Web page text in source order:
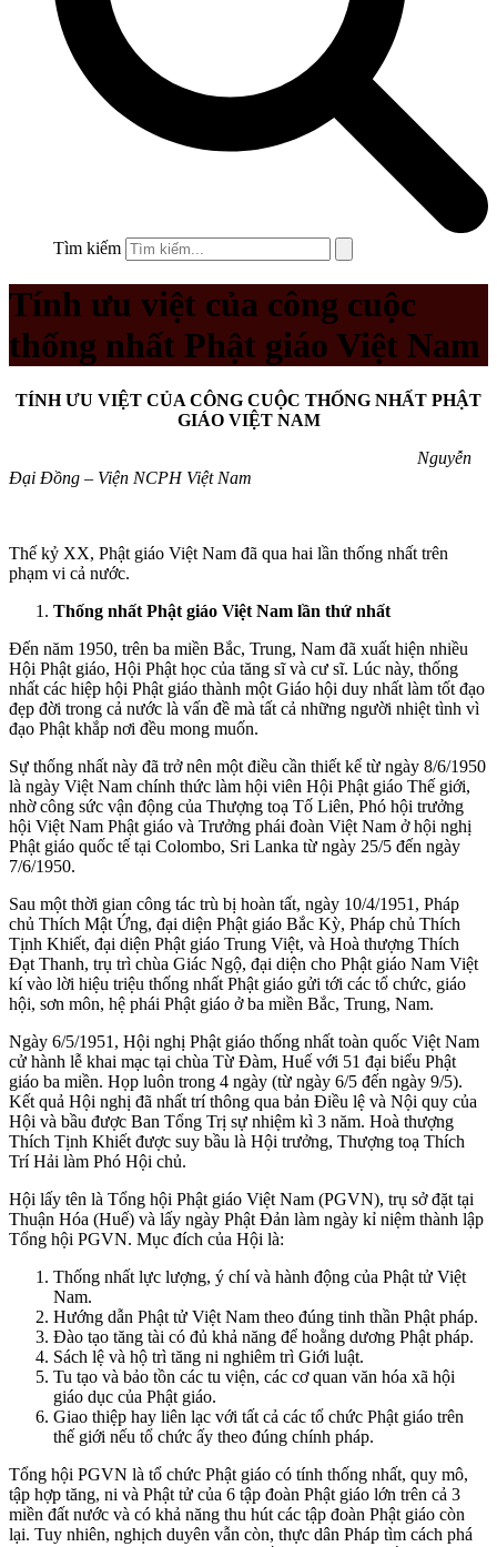
Tìm kiếm
Tính ưu việt của công cuộc
thống nhất Phật giáo Việt Nam
TÍNH ƯU VIỆT CỦA CÔNG CUỘC THỐNG NHẤT PHẬT
GIÁO VIỆT NAM
Nguyễn
Đại Đồng – Viện NCPH Việt Nam
Thế kỷ XX, Phật giáo Việt Nam đã qua hai lần thống nhất trên
phạm vi cả nước.
Thống nhất Phật giáo Việt Nam lần thứ nhất
Đến năm 1950, trên ba miền Bắc, Trung, Nam đã xuất hiện nhiều
Hội Phật giáo, Hội Phật học của tăng sĩ và cư sĩ. Lúc này, thống
nhất các hiệp hội Phật giáo thành một Giáo hội duy nhất làm tốt đạo
đẹp đời trong cả nước là vấn đề mà tất cả những người nhiệt tình vì
đạo Phật khắp nơi đều mong muốn.
Sự thống nhất này đã trở nên một điều cần thiết kể từ ngày 8/6/1950
là ngày Việt Nam chính thức làm hội viên Hội Phật giáo Thế giới,
nhờ công sức vận động của Thượng toạ Tố Liên, Phó hội trưởng
hội Việt Nam Phật giáo và Trưởng phái đoàn Việt Nam ở hội nghị
Phật giáo quốc tế tại Colombo, Sri Lanka từ ngày 25/5 đến ngày
7/6/1950.
Sau một thời gian công tác trù bị hoàn tất, ngày 10/4/1951, Pháp
chủ Thích Mật Ứng, đại diện Phật giáo Bắc Kỳ, Pháp chủ Thích
Tịnh Khiết, đại diện Phật giáo Trung Việt, và Hoà thượng Thích
Đạt Thanh, trụ trì chùa Giác Ngộ, đại diện cho Phật giáo Nam Việt
kí vào lời hiệu triệu thống nhất Phật giáo gửi tới các tổ chức, giáo
hội, sơn môn, hệ phái Phật giáo ở ba miền Bắc, Trung, Nam.
Ngày 6/5/1951, Hội nghị Phật giáo thống nhất toàn quốc Việt Nam
cử hành lễ khai mạc tại chùa Từ Đàm, Huế với 51 đại biểu Phật
giáo ba miền. Họp luôn trong 4 ngày (từ ngày 6/5 đến ngày 9/5).
Kết quả Hội nghị đã nhất trí thông qua bản Điều lệ và Nội quy của
Hội và bầu được Ban Tổng Trị sự nhiệm kì 3 năm. Hoà thượng
Thích Tịnh Khiết được suy bầu là Hội trưởng, Thượng toạ Thích
Trí Hải làm Phó Hội chủ.
Hội lấy tên là Tổng hội Phật giáo Việt Nam (PGVN), trụ sở đặt tại
Thuận Hóa (Huế) và lấy ngày Phật Đản làm ngày kỉ niệm thành lập
Tổng hội PGVN. Mục đích của Hội là:
Thống nhất lực lượng, ý chí và hành động của Phật tử Việt
Nam.
Hướng dẫn Phật tử Việt Nam theo đúng tinh thần Phật pháp.
Đào tạo tăng tài có đủ khả năng để hoằng dương Phật pháp.
Sách lệ và hộ trì tăng ni nghiêm trì Giới luật.
Tu tạo và bảo tồn các tu viện, các cơ quan văn hóa xã hội
giáo dục của Phật giáo.
Giao thiệp hay liên lạc với tất cả các tổ chức Phật giáo trên
thế giới nếu tổ chức ấy theo đúng chính pháp.
Tổng hội PGVN là tổ chức Phật giáo có tính thống nhất, quy mô,
tập hợp tăng, ni và Phật tử của 6 tập đoàn Phật giáo lớn trên cả 3
miền đất nước và có khả năng thu hút các tập đoàn Phật giáo còn
lại. Tuy nhiên, nghịch duyên vẫn còn, thực dân Pháp tìm cách phá